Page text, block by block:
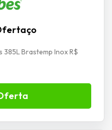
Brastemp Inox R$